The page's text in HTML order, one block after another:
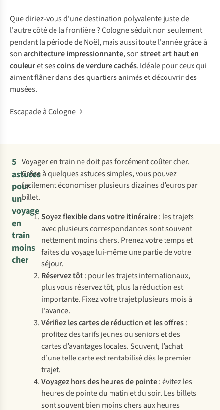
Que diriez-vous d'une destination polyvalente juste de
l'autre côté de la frontière ? Cologne séduit non seulement
pendant la période de Noël, mais aussi toute l'année grâce à
sonarchitecture impressionnante, sonstreet art haut en
couleuret sescoins de verdure cachés. Idéale pour ceux qui
aiment flâner dans des quartiers animés et découvrir des
musées.
Escapade à Cologne
5
astuces
pour
un
voyage
en
train
moins
cher
Voyager en train ne doit pas forcément coûter cher.
Grâce à quelques astuces simples, vous pouvez
facilement économiser plusieurs dizaines d’euros par
billet.
Soyez flexible dans votre itinéraire: les trajets
avec plusieurs correspondances sont souvent
nettement moins chers. Prenez votre temps et
faites du voyage lui-même une partie de votre
séjour.
Réservez tôt: pour les trajets internationaux,
plus vous réservez tôt, plus la réduction est
importante. Fixez votre trajet plusieurs mois à
l'avance.
Vérifiez les cartes de réduction et les offres:
profitez des tarifs jeunes ou seniors et des
cartes d’avantages locales. Souvent, l’achat
d’une telle carte est rentabilisé dès le premier
trajet.
Voyagez hors des heures de pointe: évitez les
heures de pointe du matin et du soir. Les billets
sont souvent bien moins chers aux heures